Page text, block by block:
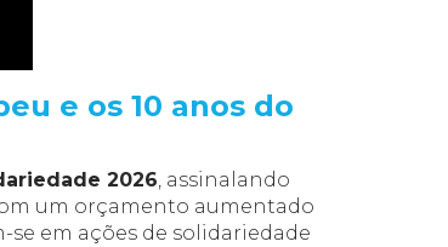
e os 10 anos do
2026, assinalando
um orçamento aumentado
em ações de solidariedade